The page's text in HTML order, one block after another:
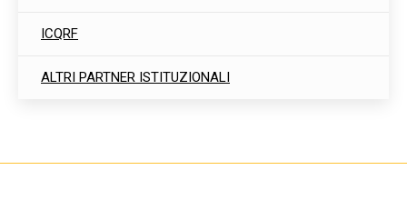
ICQRF
ALTRI PARTNER ISTITUZIONALI